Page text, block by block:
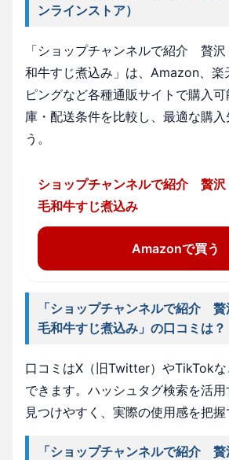
ンラインストア）
「ショップチャンネルで紹介 贅
和牛すじ煮込み」は、Amazon、楽
ピングなど各種通販サイトで購入
庫・配送条件を比較し、最適な購入
う。
ショップチャンネルで紹介 贅沢
毛和牛すじ煮込み
Amazonで買う
「ショップチャンネルで紹介
毛和牛すじ煮込み」の口コミは？
口コミはX（旧Twitter）やTikTok
できます。ハッシュタグ検索を活
見つけやすく、実際の使用感を把握
「ショップチャンネルで紹介